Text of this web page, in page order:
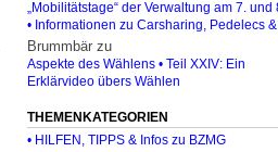
„Mobilitätstage“ der Verwaltung am 7. und
• Informationen zu Carsharing, Pedelecs &
Brummbär zu
Aspekte des Wählens • Teil XXIV: Ein
Erklärvideo übers Wählen
THEMENKATEGORIEN
• HILFEN, TIPPS & Infos zu BZMG